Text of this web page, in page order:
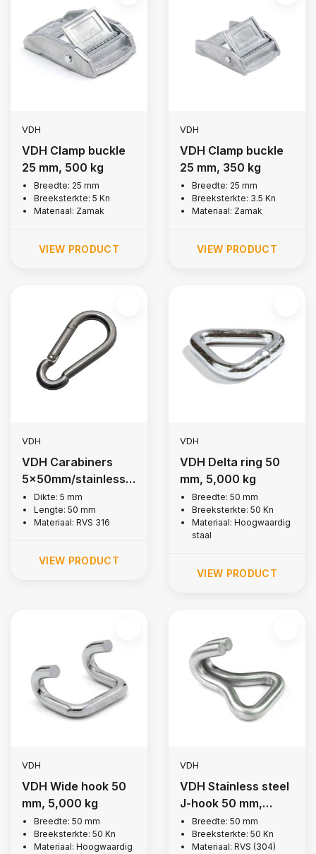
VDH
VDH Clamp buckle
25 mm, 500 kg
Breedte: 25 mm
Breeksterkte: 5 Kn
Materiaal: Zamak
VIEW PRODUCT
VDH
VDH Clamp buckle
25 mm, 350 kg
Breedte: 25 mm
Breeksterkte: 3.5 Kn
Materiaal: Zamak
VIEW PRODUCT
VDH
VDH Carabiners
5x50mm/stainless
steel 316
Dikte: 5 mm
Lengte: 50 mm
Materiaal: RVS 316
VIEW PRODUCT
VDH
VDH Delta ring 50
mm, 5,000 kg
Breedte: 50 mm
Breeksterkte: 50 Kn
Materiaal: Hoogwaardig
staal
VIEW PRODUCT
VDH
VDH Wide hook 50
mm, 5,000 kg
Breedte: 50 mm
Breeksterkte: 50 Kn
Materiaal: Hoogwaardig
VDH
VDH Stainless steel
J-hook 50 mm,
5.000 kg
Breedte: 50 mm
Breeksterkte: 50 Kn
Materiaal: RVS (304)